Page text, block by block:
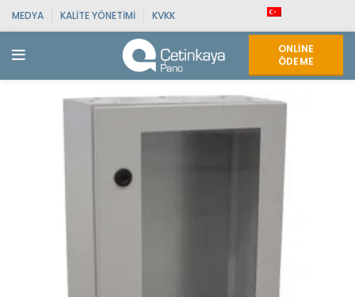
MEDYA KALITE YÖNETIMI KVKK
ONLINE
ÖDEME